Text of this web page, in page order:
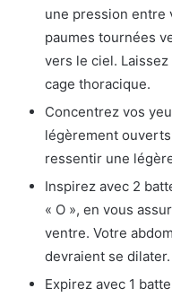
une pression entre
paumes tournées
vers le ciel.
cage thoracique.
Concentrez vos
légèrement
ressentir une
Inspirez avec 2
« O », en vous
ventre. Votre
devraient se dilater.
Expirez avec 1